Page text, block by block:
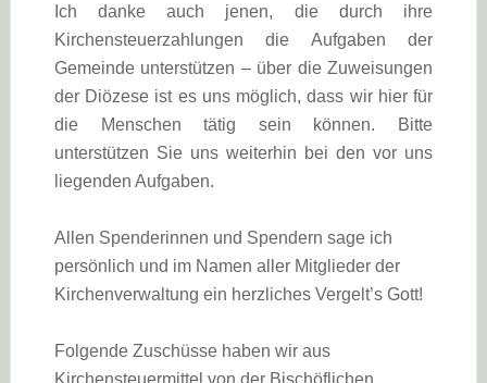
Ich danke auch jenen, die durch ihre
Kirchensteuerzahlungen die Aufgaben der
Gemeinde unterstützen – über die Zuweisungen
der Diözese ist es uns möglich, dass wir hier für
die Menschen tätig sein können. Bitte
unterstützen Sie uns weiterhin bei den vor uns
liegenden Aufgaben.
Allen Spenderinnen und Spendern sage ich
persönlich und im Namen aller Mitglieder der
Kirchenverwaltung ein herzliches Vergelt’s Gott!
Folgende Zuschüsse haben wir aus
Kirchensteuermittel von der Bischöflichen